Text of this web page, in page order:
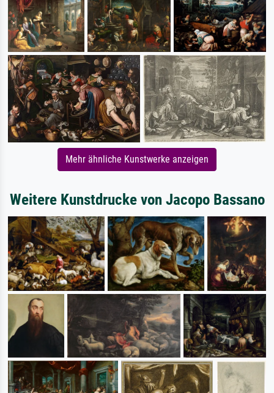
Mehr ähnliche Kunstwerke anzeigen
Weitere Kunstdrucke von Jacopo Bassano